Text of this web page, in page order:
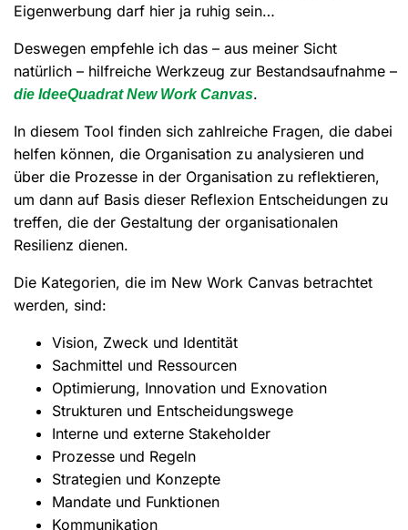
Eigenwerbung darf hier ja ruhig sein…
Deswegen empfehle ich das – aus meiner Sicht
natürlich – hilfreiche Werkzeug zur Bestandsaufnahme –
die IdeeQuadrat New Work Canvas.
In diesem Tool finden sich zahlreiche Fragen, die dabei
helfen können, die Organisation zu analysieren und
über die Prozesse in der Organisation zu reflektieren,
um dann auf Basis dieser Reflexion Entscheidungen zu
treffen, die der Gestaltung der organisationalen
Resilienz dienen.
Die Kategorien, die im New Work Canvas betrachtet
werden, sind:
Vision, Zweck und Identität
Sachmittel und Ressourcen
Optimierung, Innovation und Exnovation
Strukturen und Entscheidungswege
Interne und externe Stakeholder
Prozesse und Regeln
Strategien und Konzepte
Mandate und Funktionen
Kommunikation